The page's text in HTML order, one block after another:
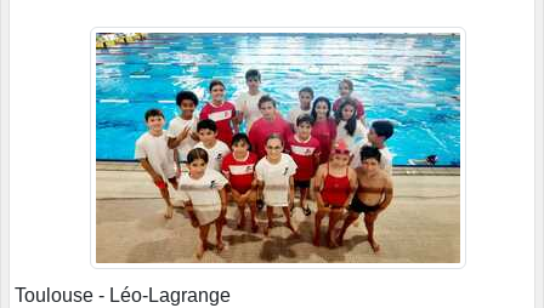
Toulouse - Léo-Lagrange